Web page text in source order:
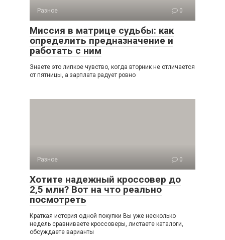
Разное 0
Миссия в матрице судьбы: как
определить предназначение и
работать с ним
Знаете это липкое чувство, когда вторник не отличается
от пятницы, а зарплата радует ровно
Разное 0
Хотите надежный кроссовер до
2,5 млн? Вот на что реально
посмотреть
Краткая история одной покупки Вы уже несколько
недель сравниваете кроссоверы, листаете каталоги,
обсуждаете варианты